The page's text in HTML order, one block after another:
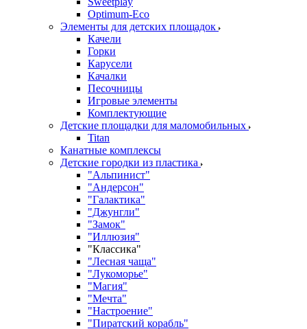
Оptimum-Еco
Элементы для детских площадок
Качели
Горки
Карусели
Качалки
Песочницы
Игровые элементы
Комплектующие
Детские площадки для маломобильных
Titan
Канатные комплексы
Детские городки из пластика
"Альпинист"
"Андерсон"
"Галактика"
"Джунгли"
"Замок"
"Иллюзия"
"Классика"
"Лесная чаща"
"Лукоморье"
"Магия"
"Мечта"
"Настроение"
"Пиратский корабль"